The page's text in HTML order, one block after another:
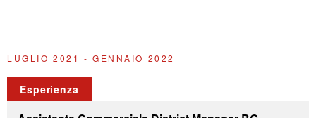
LUGLIO 2021 - GENNAIO 2022
Esperienza